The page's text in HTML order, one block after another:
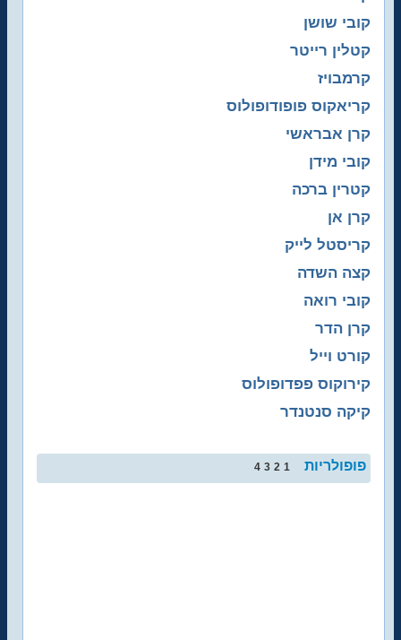
קובי שושן
קטלין רייטר
קרמבויז
קריאקוס פופודופולוס
קרן אבראשי
קובי מידן
קטרין ברכה
קרן אן
קריסטל לייק
קצה השדה
קובי רואה
קרן הדר
קורט וייל
קירוקוס פפדופולוס
קיקה סנטנדר
4 3 2 1 פופולריות